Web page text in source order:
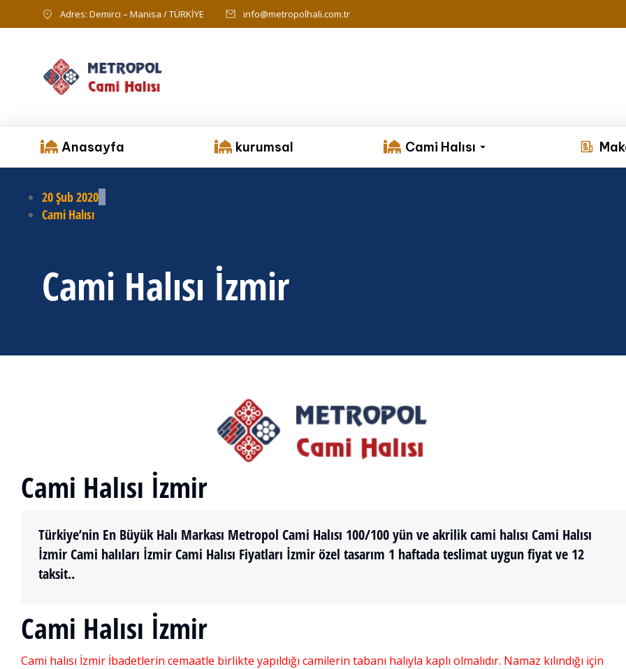
Adres: Demirci – Manisa / TÜRKİYE info@metropolhali.com.tr
Anasayfa kurumsal Cami Halısı
20 Şub 2020
Cami Halısı
Cami Halısı İzmir
Cami Halısı İzmir
Türkiye’nin En Büyük Halı Markası Metropol Cami Halısı 100/100 yün ve akrilik cami halısı Cami Halısı
İzmir Cami halıları İzmir Cami Halısı Fiyatları İzmir özel tasarım 1 haftada teslimat uygun fiyat ve 12
taksit..
Cami Halısı İzmir
Cami halısı İzmir İbadetlerin cemaatle birlikte yapıldığı camilerin tabanı halıyla kaplı olmalıdır. Namaz kılındığı için